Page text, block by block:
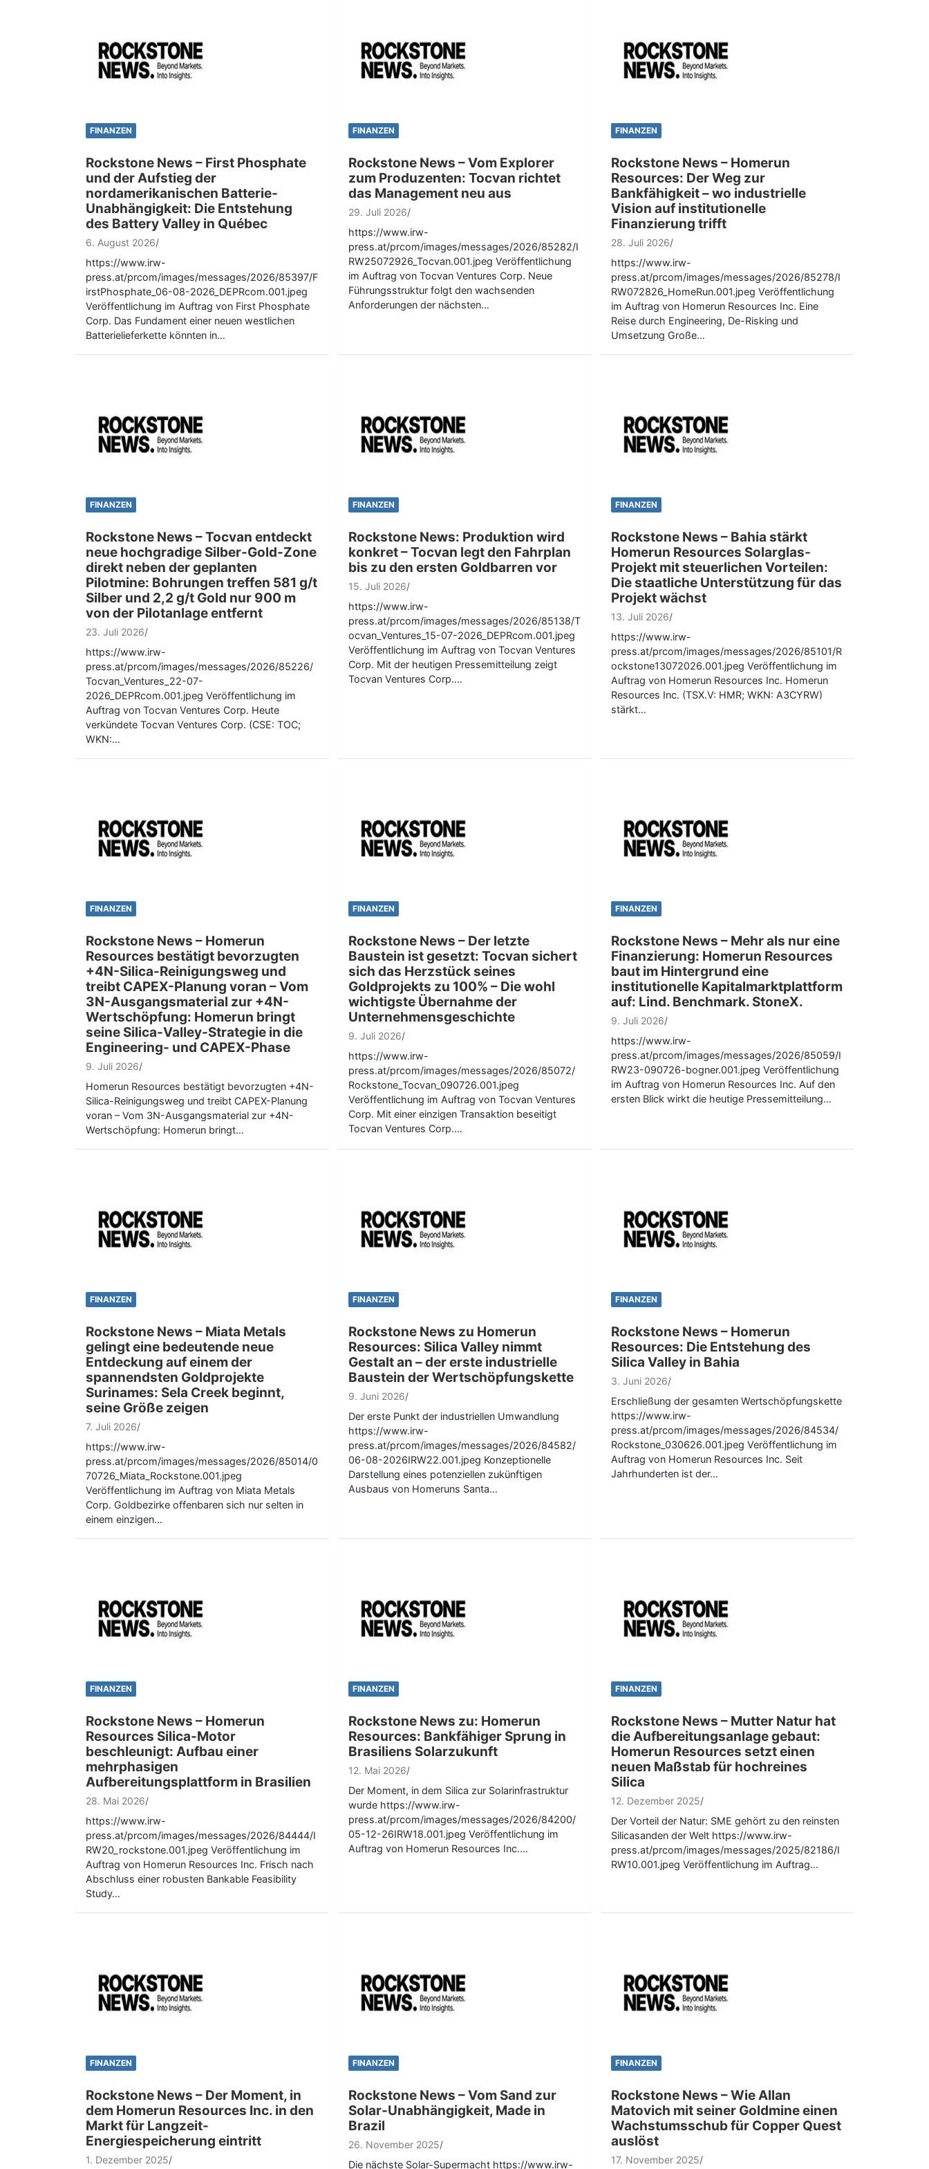
FINANZEN
Rockstone News – First Phosphate
und der Aufstieg der
nordamerikanischen Batterie-
Unabhängigkeit: Die Entstehung
des Battery Valley in Québec
6. August 2026
https://www.irw-
press.at/prcom/images/messages/2026/85397/F
irstPhosphate_06-08-2026_DEPRcom.001.jpeg
Veröffentlichung im Auftrag von First Phosphate
Corp. Das Fundament einer neuen westlichen
Batterielieferkette könnten in…
FINANZEN
Rockstone News – Vom Explorer
zum Produzenten: Tocvan richtet
das Management neu aus
29. Juli 2026
https://www.irw-
press.at/prcom/images/messages/2026/85282/I
RW25072926_Tocvan.001.jpeg Veröffentlichung
im Auftrag von Tocvan Ventures Corp. Neue
Führungsstruktur folgt den wachsenden
Anforderungen der nächsten…
FINANZEN
Rockstone News – Homerun
Resources: Der Weg zur
Bankfähigkeit – wo industrielle
Vision auf institutionelle
Finanzierung trifft
28. Juli 2026
https://www.irw-
press.at/prcom/images/messages/2026/85278/I
RW072826_HomeRun.001.jpeg Veröffentlichung
im Auftrag von Homerun Resources Inc. Eine
Reise durch Engineering, De-Risking und
Umsetzung Große…
FINANZEN
Rockstone News – Tocvan entdeckt
neue hochgradige Silber-Gold-Zone
direkt neben der geplanten
Pilotmine: Bohrungen treffen 581 g/t
Silber und 2,2 g/t Gold nur 900 m
von der Pilotanlage entfernt
23. Juli 2026
https://www.irw-
press.at/prcom/images/messages/2026/85226/
Tocvan_Ventures_22-07-
2026_DEPRcom.001.jpeg Veröffentlichung im
Auftrag von Tocvan Ventures Corp. Heute
verkündete Tocvan Ventures Corp. (CSE: TOC;
WKN:…
FINANZEN
Rockstone News: Produktion wird
konkret – Tocvan legt den Fahrplan
bis zu den ersten Goldbarren vor
15. Juli 2026
https://www.irw-
press.at/prcom/images/messages/2026/85138/T
ocvan_Ventures_15-07-2026_DEPRcom.001.jpeg
Veröffentlichung im Auftrag von Tocvan Ventures
Corp. Mit der heutigen Pressemitteilung zeigt
Tocvan Ventures Corp.…
FINANZEN
Rockstone News – Bahia stärkt
Homerun Resources Solarglas-
Projekt mit steuerlichen Vorteilen:
Die staatliche Unterstützung für das
Projekt wächst
13. Juli 2026
https://www.irw-
press.at/prcom/images/messages/2026/85101/R
ockstone13072026.001.jpeg Veröffentlichung im
Auftrag von Homerun Resources Inc. Homerun
Resources Inc. (TSX.V: HMR; WKN: A3CYRW)
stärkt…
FINANZEN
Rockstone News – Homerun
Resources bestätigt bevorzugten
+4N-Silica-Reinigungsweg und
treibt CAPEX-Planung voran – Vom
3N-Ausgangsmaterial zur +4N-
Wertschöpfung: Homerun bringt
seine Silica-Valley-Strategie in die
Engineering- und CAPEX-Phase
9. Juli 2026
Homerun Resources bestätigt bevorzugten +4N-
Silica-Reinigungsweg und treibt CAPEX-Planung
voran – Vom 3N-Ausgangsmaterial zur +4N-
Wertschöpfung: Homerun bringt…
FINANZEN
Rockstone News – Der letzte
Baustein ist gesetzt: Tocvan sichert
sich das Herzstück seines
Goldprojekts zu 100% – Die wohl
wichtigste Übernahme der
Unternehmensgeschichte
9. Juli 2026
https://www.irw-
press.at/prcom/images/messages/2026/85072/
Rockstone_Tocvan_090726.001.jpeg
Veröffentlichung im Auftrag von Tocvan Ventures
Corp. Mit einer einzigen Transaktion beseitigt
Tocvan Ventures Corp.…
FINANZEN
Rockstone News – Mehr als nur eine
Finanzierung: Homerun Resources
baut im Hintergrund eine
institutionelle Kapitalmarktplattform
auf: Lind. Benchmark. StoneX.
9. Juli 2026
https://www.irw-
press.at/prcom/images/messages/2026/85059/I
RW23-090726-bogner.001.jpeg Veröffentlichung
im Auftrag von Homerun Resources Inc. Auf den
ersten Blick wirkt die heutige Pressemitteilung…
FINANZEN
Rockstone News – Miata Metals
gelingt eine bedeutende neue
Entdeckung auf einem der
spannendsten Goldprojekte
Surinames: Sela Creek beginnt,
seine Größe zeigen
7. Juli 2026
https://www.irw-
press.at/prcom/images/messages/2026/85014/0
70726_Miata_Rockstone.001.jpeg
Veröffentlichung im Auftrag von Miata Metals
Corp. Goldbezirke offenbaren sich nur selten in
einem einzigen…
FINANZEN
Rockstone News zu Homerun
Resources: Silica Valley nimmt
Gestalt an – der erste industrielle
Baustein der Wertschöpfungskette
9. Juni 2026
Der erste Punkt der industriellen Umwandlung
https://www.irw-
press.at/prcom/images/messages/2026/84582/
06-08-2026IRW22.001.jpeg Konzeptionelle
Darstellung eines potenziellen zukünftigen
Ausbaus von Homeruns Santa…
FINANZEN
Rockstone News – Homerun
Resources: Die Entstehung des
Silica Valley in Bahia
3. Juni 2026
Erschließung der gesamten Wertschöpfungskette
https://www.irw-
press.at/prcom/images/messages/2026/84534/
Rockstone_030626.001.jpeg Veröffentlichung im
Auftrag von Homerun Resources Inc. Seit
Jahrhunderten ist der…
FINANZEN
Rockstone News – Homerun
Resources Silica-Motor
beschleunigt: Aufbau einer
mehrphasigen
Aufbereitungsplattform in Brasilien
28. Mai 2026
https://www.irw-
press.at/prcom/images/messages/2026/84444/I
RW20_rockstone.001.jpeg Veröffentlichung im
Auftrag von Homerun Resources Inc. Frisch nach
Abschluss einer robusten Bankable Feasibility
Study…
FINANZEN
Rockstone News zu: Homerun
Resources: Bankfähiger Sprung in
Brasiliens Solarzukunft
12. Mai 2026
Der Moment, in dem Silica zur Solarinfrastruktur
wurde https://www.irw-
press.at/prcom/images/messages/2026/84200/
05-12-26IRW18.001.jpeg Veröffentlichung im
Auftrag von Homerun Resources Inc.…
FINANZEN
Rockstone News – Mutter Natur hat
die Aufbereitungsanlage gebaut:
Homerun Resources setzt einen
neuen Maßstab für hochreines
Silica
12. Dezember 2025
Der Vorteil der Natur: SME gehört zu den reinsten
Silicasanden der Welt https://www.irw-
press.at/prcom/images/messages/2025/82186/I
RW10.001.jpeg Veröffentlichung im Auftrag…
FINANZEN
Rockstone News – Der Moment, in
dem Homerun Resources Inc. in den
Markt für Langzeit-
Energiespeicherung eintritt
1. Dezember 2025
FINANZEN
Rockstone News – Vom Sand zur
Solar-Unabhängigkeit, Made in
Brazil
26. November 2025
Die nächste Solar-Supermacht https://www.irw-
FINANZEN
Rockstone News – Wie Allan
Matovich mit seiner Goldmine einen
Wachstumsschub für Copper Quest
auslöst
17. November 2025